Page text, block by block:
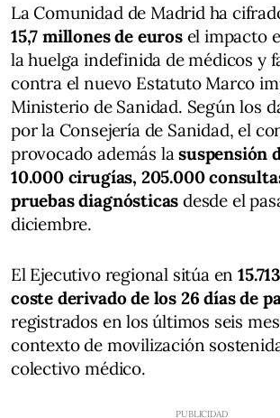
La Comunidad de Madrid ha
15,7 millones de eurosel impacto
la huelga indefinida de médicos y
contra el nuevo Estatuto Marco
Ministerio de Sanidad. Según los
por la Consejería de Sanidad, el
provocado además lasuspensión
10.000 cirugías, 205.000
pruebas diagnósticas desde el
diciembre.
El Ejecutivo regional sitúa en
coste derivado de los 26 días de
registrados en los últimos seis
contexto de movilización
colectivo médico.